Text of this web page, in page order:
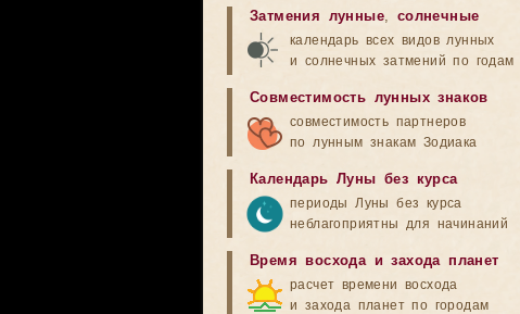
Затмения лунные, солнечные
календарь всех видов лунных
и солнечных затмений по годам
Совместимость лунных знаков
совместимость партнеров
по лунным знакам Зодиака
Календарь Луны без курса
периоды Луны без курса
неблагоприятны для начинаний
Время восхода и захода планет
расчет времени восхода
и захода планет по городам